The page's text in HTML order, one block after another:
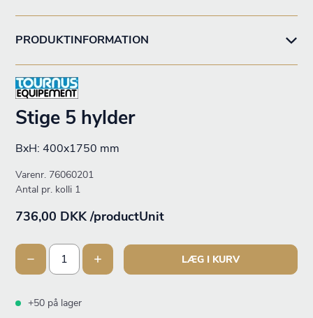
PRODUKTINFORMATION
Stige 5 hylder
BxH: 400x1750 mm
Varenr. 76060201
Antal pr. kolli 1
736,00 DKK /productUnit
LÆG I KURV
+50 på lager